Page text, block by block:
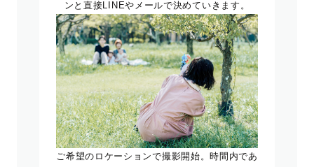
ンと直接LINEやメールで決めていきます。
ご希望のロケーションで撮影開始。時間内であ